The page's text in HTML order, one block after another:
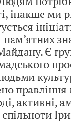
інакше ми
Є
правління
активні,
спільноти